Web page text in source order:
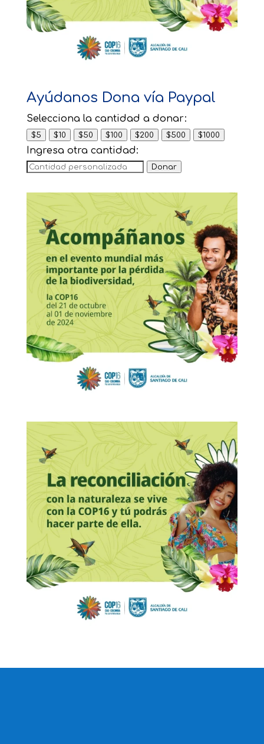
Ayúdanos Dona vía Paypal
Selecciona la cantidad a donar:
$5 $10 $50 $100 $200 $500 $1000
Ingresa otra cantidad:
Donar